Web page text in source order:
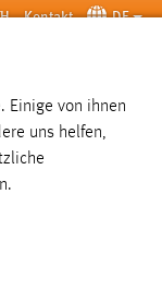
Kontakt DE
SUCHE
Einige von ihnen
uns helfen,